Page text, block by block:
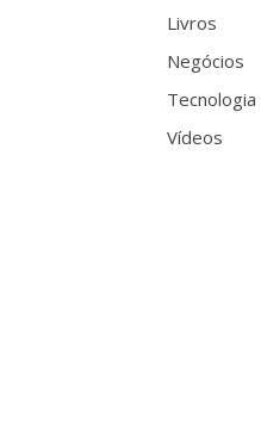
Livros
Negócios
Tecnologia
Vídeos